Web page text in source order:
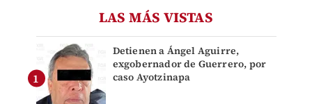
LAS MÁS VISTAS
Detienen a Ángel Aguirre,
exgobernador de Guerrero, por
caso Ayotzinapa